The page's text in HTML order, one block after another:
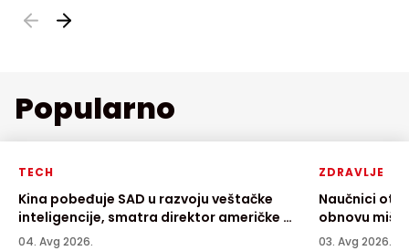
Popularno
TECH
Kina pobeđuje SAD u razvoju veštačke
inteligencije, smatra direktor američke AI
kompanije
04. Avg 2026.
ZDRAVLJE
Naučnici
obnovu
03. Avg 2026.